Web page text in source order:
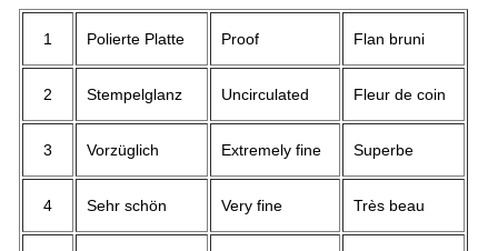
1 Polierte Platte Proof Flan bruni
2 Stempelglanz Uncirculated Fleur de coin
3 Vorzüglich Extremely fine Superbe
4 Sehr schön Very fine Très beau